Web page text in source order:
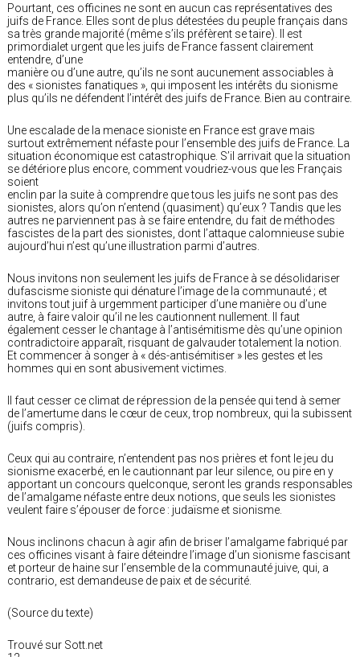
Pourtant, ces officines ne sont en aucun cas représentatives des
juifs de France. Elles sont de plus détestées du peuple français dans
sa très grande majorité (même s’ils préfèrent se taire). Il est
primordialet urgent que les juifs de France fassent clairement
entendre, d’une
manière ou d’une autre, qu’ils ne sont aucunement associables à
des « sionistes fanatiques », qui imposent les intérêts du sionisme
plus qu’ils ne défendent l’intérêt des juifs de France. Bien au contraire.
Une escalade de la menace sioniste en France est grave mais
surtout extrêmement néfaste pour l’ensemble des juifs de France. La
situation économique est catastrophique. S’il arrivait que la situation
se détériore plus encore, comment voudriez-vous que les Français
soient
enclin par la suite à comprendre que tous les juifs ne sont pas des
sionistes, alors qu’on n’entend (quasiment) qu’eux ? Tandis que les
autres ne parviennent pas à se faire entendre, du fait de méthodes
fascistes de la part des sionistes, dont l’attaque calomnieuse subie
aujourd’hui n’est qu’une illustration parmi d’autres.
Nous invitons non seulement les juifs de France à se désolidariser
dufascisme sioniste qui dénature l’image de la communauté ; et
invitons tout juif à urgemment participer d’une manière ou d’une
autre, à faire valoir qu’il ne les cautionnent nullement. Il faut
également cesser le chantage à l’antisémitisme dès qu’une opinion
contradictoire apparaît, risquant de galvauder totalement la notion.
Et commencer à songer à « dés-antisémitiser » les gestes et les
hommes qui en sont abusivement victimes.
Il faut cesser ce climat de répression de la pensée qui tend à semer
de l’amertume dans le cœur de ceux, trop nombreux, qui la subissent
(juifs compris).
Ceux qui au contraire, n’entendent pas nos prières et font le jeu du
sionisme exacerbé, en le cautionnant par leur silence, ou pire en y
apportant un concours quelconque, seront les grands responsables
de l’amalgame néfaste entre deux notions, que seuls les sionistes
veulent faire s’épouser de force : judaïsme et sionisme.
Nous inclinons chacun à agir afin de briser l’amalgame fabriqué par
ces officines visant à faire déteindre l’image d’un sionisme fascisant
et porteur de haine sur l’ensemble de la communauté juive, qui, a
contrario, est demandeuse de paix et de sécurité.
(Source du texte)
Trouvé sur Sott.net